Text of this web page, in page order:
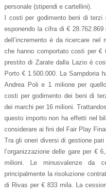
personale (stipendi e cartellini).
I costi per godimento beni di
esponendo la cifra di €
dell’incremento è da ricercare
che hanno comportato costi per €
prestito di Zarate dalla Lazio è
Porto € 1.500.000. La Sampdoria
Andrea Poli e 1 milione per
costi per godimento dei beni di
dei marchi per 16 milioni.
questo importo non ha effetti nel
considerare ai fini del Fair Play
Tra gli oneri diversi di gestione
l’organizzazione delle gare per €
milioni. Le minusvalenze da
principalmente la risoluzione
di Rivas per € 833 mila. La